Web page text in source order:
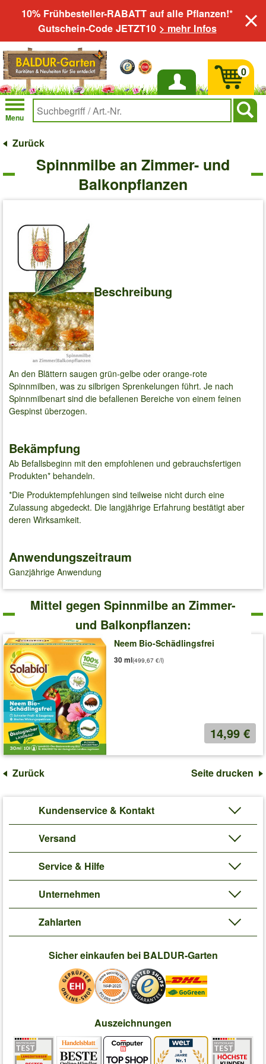
10% Frühbesteller-RABATT auf alle Pflanzen!*
Gutschein-Code JETZT10 > mehr Infos
Anmelden
Menu
0
Zurück
Spinnmilbe an Zimmer- und
Balkonpflanzen
Beschreibung
An den Blättern saugen grün-gelbe oder orange-rote
Spinnmilben, was zu silbrigen Sprenkelungen führt. Je nach
Spinnmilbenart sind die befallenen Bereiche von einem feinen
Gespinst überzogen.
Bekämpfung
Ab Befallsbeginn mit den empfohlenen und gebrauchsfertigen
Produkten* behandeln.
*Die Produktempfehlungen sind teilweise nicht durch eine
Zulassung abgedeckt. Die langjährige Erfahrung bestätigt aber
deren Wirksamkeit.
Anwendungszeitraum
Ganzjährige Anwendung
Mittel gegen Spinnmilbe an Zimmer-
und Balkonpflanzen:
Neem Bio-Schädlingsfrei
30 ml
14,99 €
(499,67 €/l)
Zurück Seite drucken
Kundenservice & Kontakt
Versand
Service & Hilfe
Unternehmen
Zahlarten
Sicher einkaufen bei BALDUR-Garten
Auszeichnungen